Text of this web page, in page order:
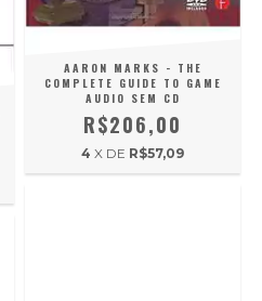
AARON MARKS - THE
COMPLETE GUIDE TO GAME
AUDIO SEM CD
R$206,00
4 X DE R$57,09